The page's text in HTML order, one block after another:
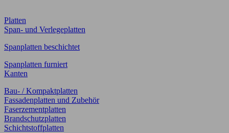
Platten
Span- und Verlegeplatten
Spanplatten beschichtet
Spanplatten furniert
Kanten
Bau- / Kompaktplatten
Fassadenplatten und Zubehör
Faserzementplatten
Brandschutzplatten
Schichtstoffplatten